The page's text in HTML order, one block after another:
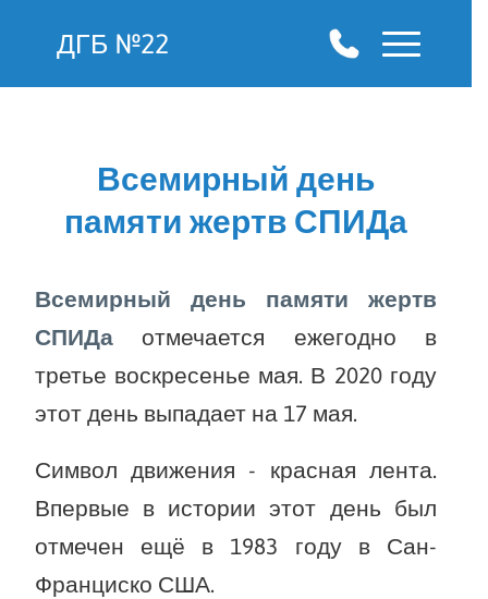
ДГБ №22
Всемирный день
памяти жертв СПИДа
Всемирный день памяти жертв
СПИДа отмечается ежегодно в
третье воскресенье мая. В 2020 году
этот день выпадает на 17 мая.
Символ движения - красная лента.
Впервые в истории этот день был
отмечен ещё в 1983 году в Сан-
Франциско США.